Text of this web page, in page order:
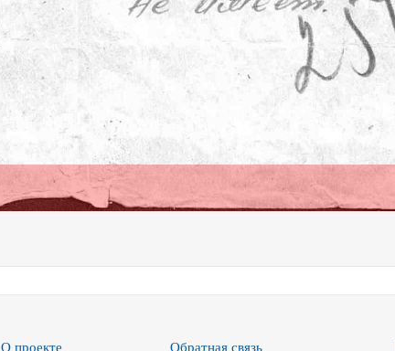
О проекте Обратная связь